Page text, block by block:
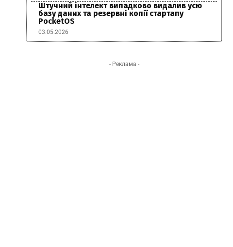
Штучний інтелект випадково видалив усю
базу даних та резервні копії стартапу
PocketOS
03.05.2026
- Реклама -